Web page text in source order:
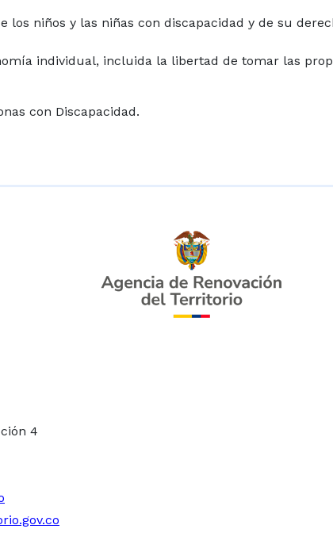
los niños y las niñas con discapacidad y de su
individual, incluida la libertad de tomar las
con Discapacidad.
4